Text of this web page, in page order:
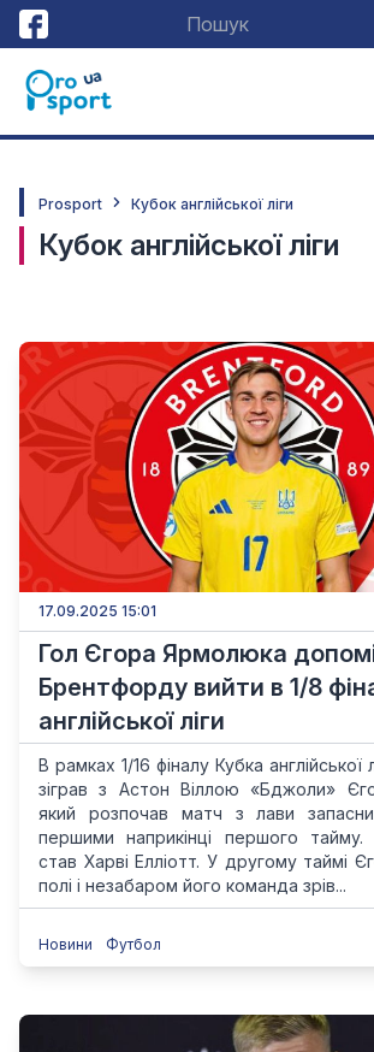
Prosport Кубок англійської ліги
Кубок англійської ліги
17.09.2025 15:01
Гол Єгора Ярмолюка
Брентфорду вийти в 1/8
англійської ліги
В рамках 1/16 фіналу Кубка англійської
зіграв з Астон Віллою «Бджоли»
який розпочав матч з лави
першими наприкінці першого
став Харві Елліотт. У другому таймі
полі і незабаром його команда зрів...
Новини Футбол